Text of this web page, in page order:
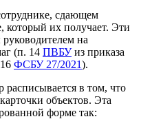
сдающем
который их получает. Эти
на
(п. 14 ПВБУиз приказа
ФСБУ 27/2021).
расписывается в том, что
объектов. Эта
форме так: